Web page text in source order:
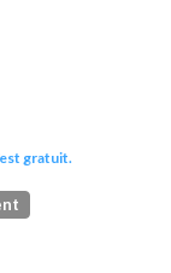
gratuit.